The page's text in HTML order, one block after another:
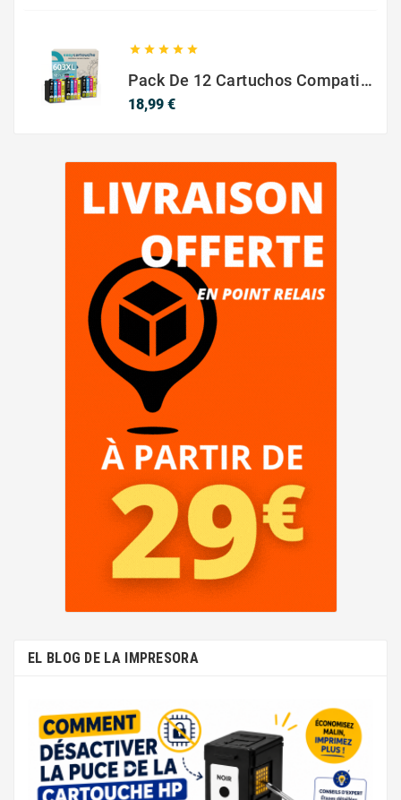
    
Pack De 12 Cartuchos Compatibles EPSON 603XL
18,99 €Precio
EL BLOG DE LA IMPRESORA